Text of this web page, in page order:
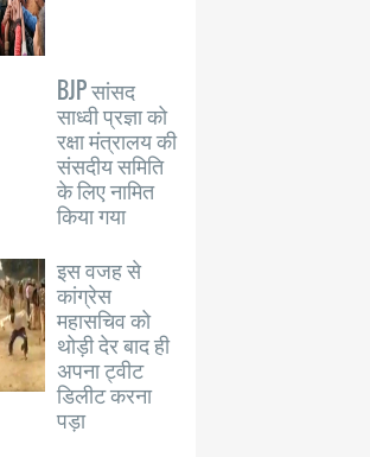
BJP सांसद
साध्वी प्रज्ञा को
रक्षा मंत्रालय की
संसदीय समिति
के लिए नामित
किया गया
इस वजह से
कांग्रेस
महासचिव को
थोड़ी देर बाद ही
अपना ट्वीट
डिलीट करना
पड़ा